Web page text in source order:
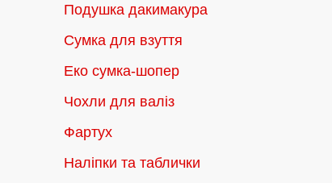
Подушка дакимакура
Сумка для взуття
Еко сумка-шопер
Чохли для валіз
Фартух
Наліпки та таблички